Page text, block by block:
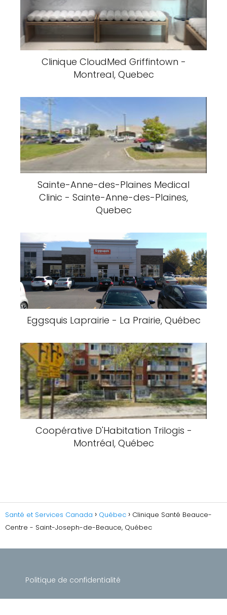
Clinique CloudMed Griffintown -
Montreal, Quebec
Sainte-Anne-des-Plaines Medical
Clinic - Sainte-Anne-des-Plaines,
Quebec
Eggsquis Laprairie - La Prairie, Québec
Coopérative D'Habitation Trilogis -
Montréal, Québec
Santé et Services Canada Québec
Clinique Santé Beauce-
Centre - Saint-Joseph-de-Beauce, Québec
Politique de confidentialité